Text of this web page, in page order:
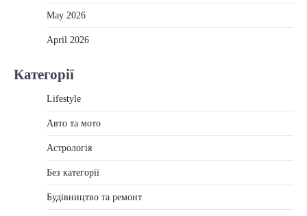
May 2026
April 2026
Категорії
Lifestyle
Авто та мото
Астрологія
Без категорії
Будівництво та ремонт